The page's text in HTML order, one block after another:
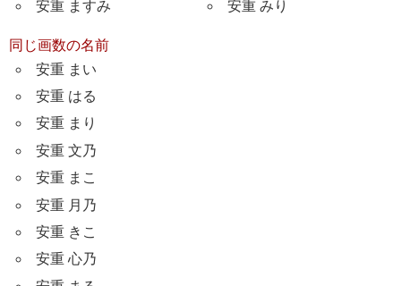
安重 ますみ 安重 みり
同じ画数の名前
安重 まい
安重 はる
安重 まり
安重 文乃
安重 まこ
安重 月乃
安重 きこ
安重 心乃